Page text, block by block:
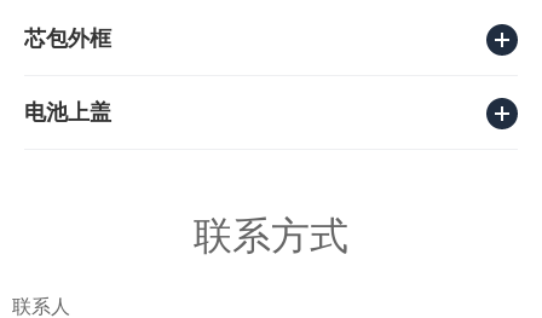
芯包外框
电池上盖
联系方式
联系人